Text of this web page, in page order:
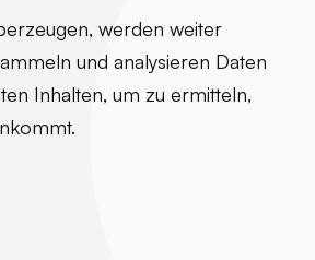
werden weiter
und analysieren Daten
Inhalten, um zu ermitteln,